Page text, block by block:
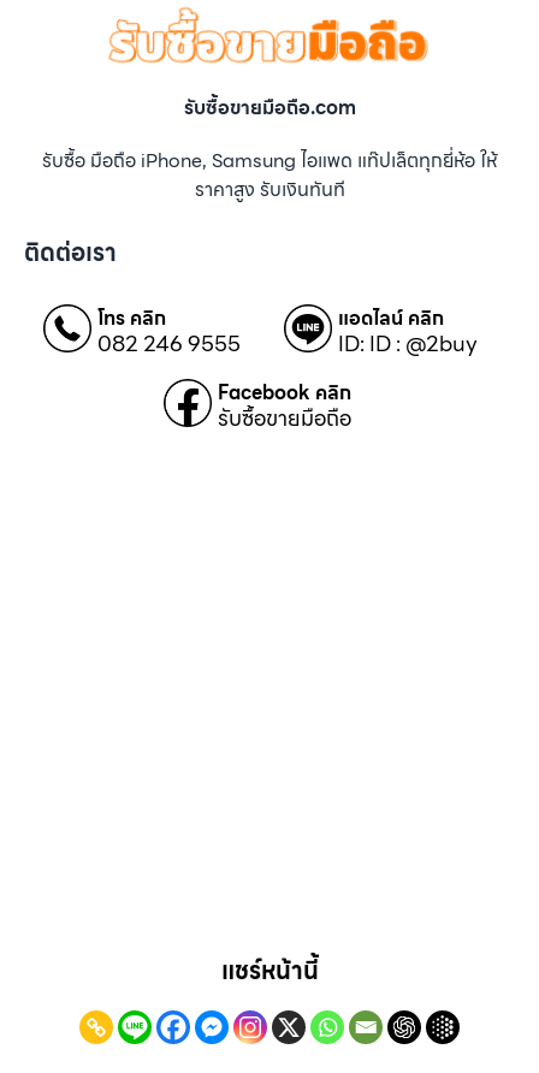
รับซื้อขายมือถือ.com
รับซื้อ มือถือ iPhone, Samsung ไอแพด แท๊ปเล็ตทุกยี่ห้อ ให้
ราคาสูง รับเงินทันที
ติดต่อเรา
โทร คลิก
082 246 9555
แอดไลน์ คลิก
ID: ID : @2buy
Facebook คลิก
รับซื้อขายมือถือ
แชร์หน้านี้